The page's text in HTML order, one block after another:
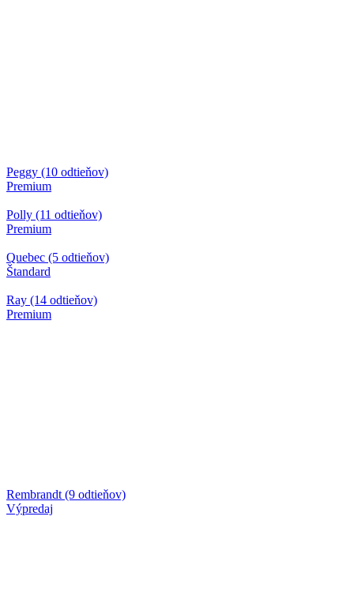
Peggy (10 odtieňov)
Premium
Polly (11 odtieňov)
Premium
Quebec (5 odtieňov)
Štandard
Ray (14 odtieňov)
Premium
Rembrandt (9 odtieňov)
Výpredaj